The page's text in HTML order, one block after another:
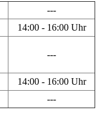
---
14:00 - 16:00 Uhr
---
14:00 - 16:00 Uhr
---